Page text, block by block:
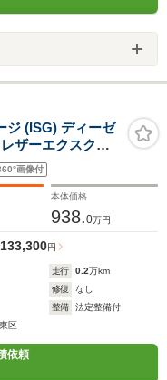
(ISG) ディーゼ
ザーエクスクル
ジ デジタルイ
イディングルー
画像付
本体価格
938.0万円
133,300円
走行 0.2万km
修復
なし
整備
法定整備付
区
依頼